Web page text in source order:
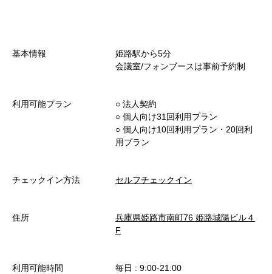
基本情報
姫路駅から5分
会議室/フォンブースは事前予約制
利用可能プラン
○︎ 法人契約
○︎ 個人向け31回利用プラン
○︎ 個人向け10回利用プラン・20回利
用プラン
チェックイン方法 セルフチェックイン
住所
兵庫県姫路市南町76 姫路城陽ビル４
F
利用可能時間
毎日 : 9:00-21:00